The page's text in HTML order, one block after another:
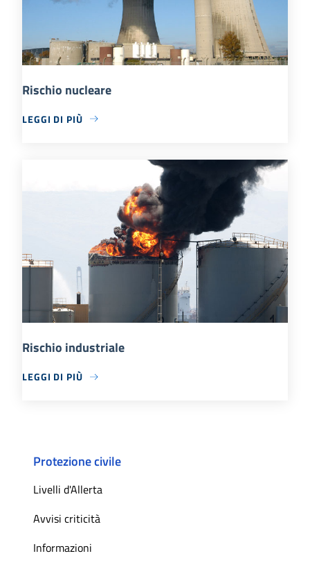
Rischio nucleare
LEGGI DI PIÙ
Rischio industriale
LEGGI DI PIÙ
Protezione civile
Livelli d'Allerta
Avvisi criticità
Informazioni